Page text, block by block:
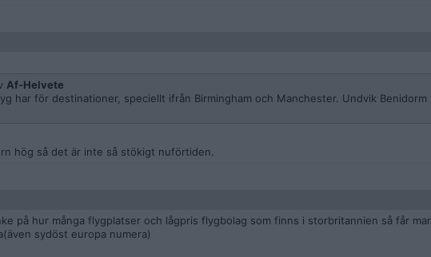
Af-Helvete
har för destinationer, speciellt ifrån Birmingham och Manchester. Undvik
hög så det är inte så stökigt nuförtiden.
på hur många flygplatser och lågpris flygbolag som finns i storbritannien så får
sydöst europa numera)